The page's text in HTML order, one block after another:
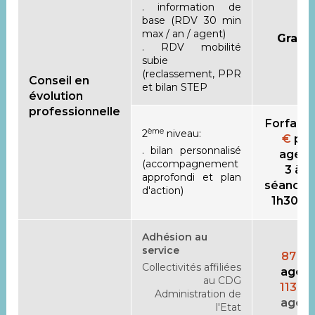
Conseil en
évolution
professionnelle
. information de
base (RDV 30 min
max / an / agent)
. RDV mobilité
subie
(reclassement, PPR
et bilan STEP
2èmeniveau:
. bilan personnalisé
(accompagnement
approfondi et plan
d'action)
Forfait
€ par
3 à 5
1h30 à
Adhésion au
service
Collectivités affiliées
au CDG
Administration de
l'Etat
87 €
agent
113 €
agent